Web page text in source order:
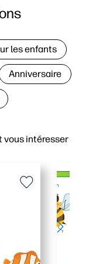
vous intéresser
les enfants
Anniversaire